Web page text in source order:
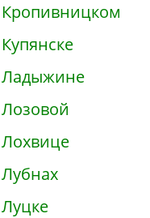
Кропивницком
Ладыжине